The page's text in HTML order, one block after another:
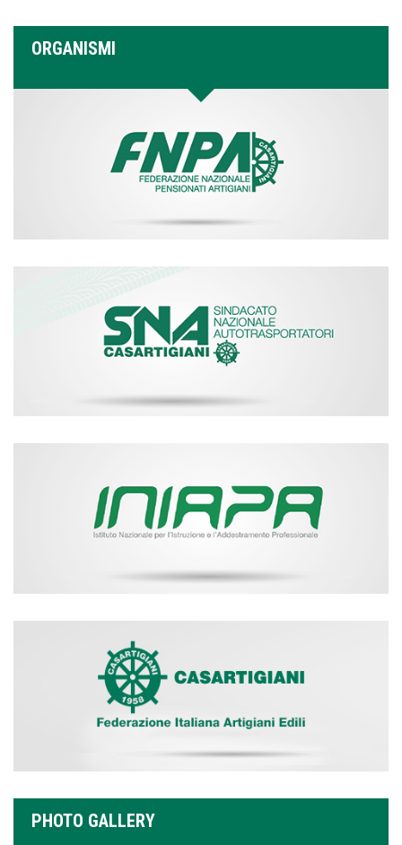
ORGANISMI
PHOTO GALLERY